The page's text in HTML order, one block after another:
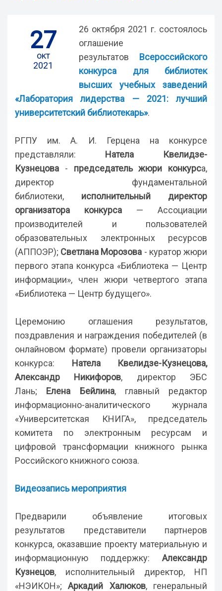
27
окт
2021
26 октября 2021 г. состоялось
оглашение
результатов Всероссийского
конкурса для библиотек
высших учебных заведений
«Лаборатория лидерства — 2021: лучший
университетский библиотекарь».
РГПУ им. А. И. Герцена на конкурсе
представляли: Натела Квелидзе-
Кузнецова - председатель жюри конкурса,
директор фундаментальной
библиотеки, исполнительный директор
организатора конкурса — Ассоциации
производителей и пользователей
образовательных электронных ресурсов
(АППОЭР); Светлана Морозова - куратор жюри
первого этапа конкурса «Библиотека — Центр
информации», член жюри четвертого этапа
«Библиотека — Центр будущего».
Церемонию оглашения результатов,
поздравления и награждения победителей (в
онлайновом формате) провели организаторы
конкурса: Натела Квелидзе-Кузнецова,
Александр Никифоров, директор ЭБС
Лань; Елена Бейлина, главный редактор
информационно-аналитического журнала
«Университетская КНИГА», председатель
комитета по электронным ресурсам и
цифровой трансформации книжного рынка
Российского книжного союза.
Видеозапись мероприятия
Предварили объявление итоговых
результатов представители партнеров
конкурса, оказавшие проекту материальную и
информационную поддержку: Александр
Кузнецов, исполнительный директор, НП
«НЭИКОН»;Аркадий Халюков, генеральный